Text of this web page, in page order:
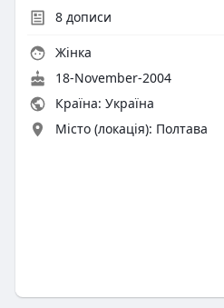
8дописи
Жінка
18-November-2004
Країна: Україна
Місто (локація): Полтава